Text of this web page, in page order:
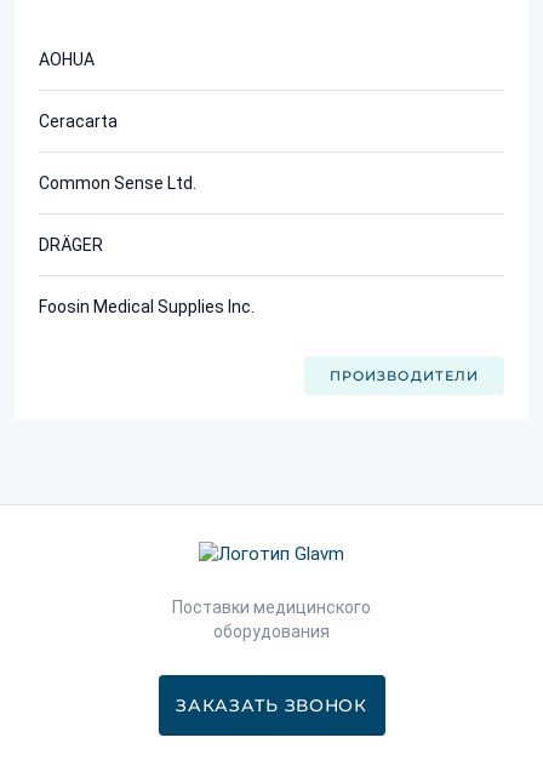
AOHUA
Ceracarta
Common Sense Ltd.
DRÄGER
Foosin Medical Supplies Inc.
ПРОИЗВОДИТЕЛИ
Поставки медицинского
оборудования
ЗАКАЗАТЬ ЗВОНОК